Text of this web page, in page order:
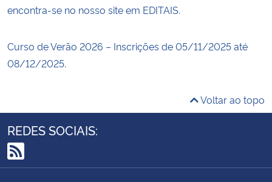
encontra-se no nosso site em EDITAIS.
Curso de Verão 2026 – Inscrições de 05/11/2025 até
08/12/2025.
Voltar ao topo
REDES SOCIAIS:
RSS